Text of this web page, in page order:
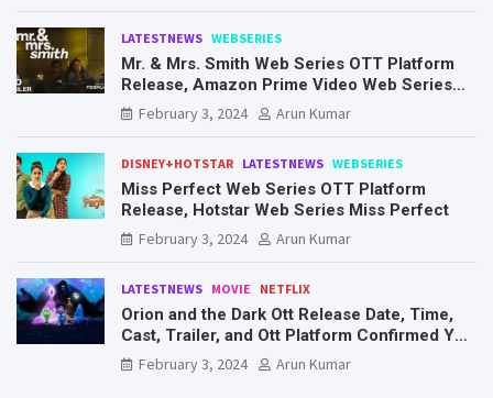
LATESTNEWS WEBSERIES
Mr. & Mrs. Smith Web Series OTT Platform
Release, Amazon Prime Video Web Series
Mr. & Mrs. Smith
February 3, 2024 Arun Kumar
DISNEY+HOTSTAR LATESTNEWS WEBSERIES
Miss Perfect Web Series OTT Platform
Release, Hotstar Web Series Miss Perfect
February 3, 2024
Arun Kumar
LATESTNEWS MOVIE NETFLIX
Orion and the Dark Ott Release Date, Time,
Cast, Trailer, and Ott Platform Confirmed You
Need To Know Here
February 3, 2024 Arun Kumar